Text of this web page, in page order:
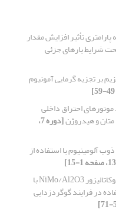
پارامتری تأثیر افزایش مقدار
شرایط بارهای جزئی
بر تجزیه گرمایی آمونیوم
احتراق داخلی
و هیدروژن [دوره 7،
آلومینیوم با استفاده از
اصلاح خواص ساختاری نانوکاتالیزور NiMo/Al2O3 با
در فرایند گوگردزدایی